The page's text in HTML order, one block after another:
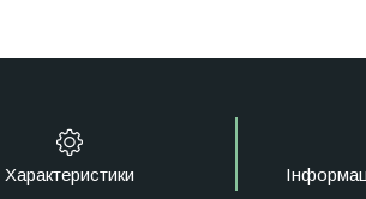
Характеристики